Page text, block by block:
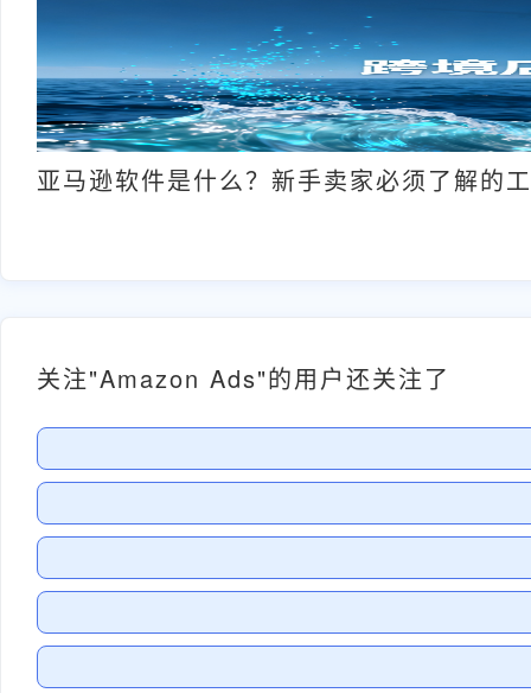
亚马逊软件是什么？新手卖家必须了解的
关注"Amazon Ads"的用户还关注了